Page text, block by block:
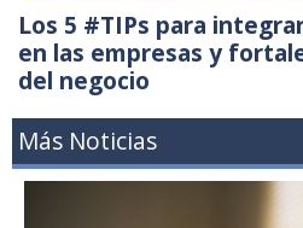
Los 5 #TIPs para
en las empresas y
del negocio
Más Noticias